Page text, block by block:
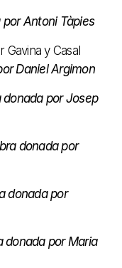
por Antoni Tàpies
Gavina y Casal
Daniel Argimon
donada por Josep
donada por
donada por
donada por Maria